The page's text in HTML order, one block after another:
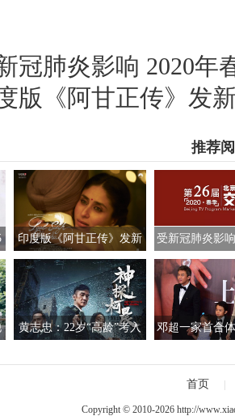
冠肺炎影响 2020年
版《阿甘正传》发
推荐
印度版《阿甘正传》发新
海报 阿米尔汗与女主亮相
受新冠肺炎影
交会开启线
黄志忠：22岁“高龄”考入
邓超一家首合
首页
Copyright © 2010-2026 http://